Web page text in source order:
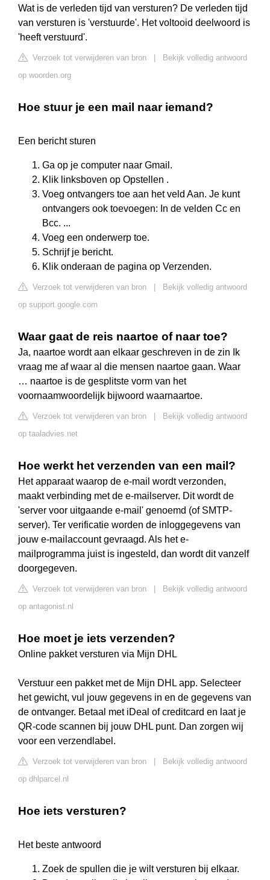
Wat is de verleden tijd van versturen? De verleden tijd
van versturen is 'verstuurde'. Het voltooid deelwoord is
'heeft verstuurd'.
Verzoek tot verwijderen van bron
Bekijk volledig antwoord
op woorden.org
Hoe stuur je een mail naar iemand?
Een bericht sturen
Ga op je computer naar Gmail.
Klik linksboven op Opstellen .
Voeg ontvangers toe aan het veld Aan. Je kunt
ontvangers ook toevoegen: In de velden Cc en
Bcc. ...
Voeg een onderwerp toe.
Schrijf je bericht.
Klik onderaan de pagina op Verzenden.
Verzoek tot verwijderen van bron
Bekijk volledig antwoord
op support.google.com
Waar gaat de reis naartoe of naar toe?
Ja, naartoe wordt aan elkaar geschreven in de zin Ik
vraag me af waar al die mensen naartoe gaan. Waar
… naartoe is de gesplitste vorm van het
voornaamwoordelijk bijwoord waarnaartoe.
Verzoek tot verwijderen van bron
Bekijk volledig antwoord
op taaladvies.net
Hoe werkt het verzenden van een mail?
Het apparaat waarop de e-mail wordt verzonden,
maakt verbinding met de e-mailserver. Dit wordt de
'server voor uitgaande e-mail' genoemd (of SMTP-
server). Ter verificatie worden de inloggegevens van
jouw e-mailaccount gevraagd. Als het e-
mailprogramma juist is ingesteld, dan wordt dit vanzelf
doorgegeven.
Verzoek tot verwijderen van bron
Bekijk volledig antwoord
op antagonist.nl
Hoe moet je iets verzenden?
Online pakket versturen via Mijn DHL
Verstuur een pakket met de Mijn DHL app. Selecteer
het gewicht, vul jouw gegevens in en de gegevens van
de ontvanger. Betaal met iDeal of creditcard en laat je
QR-code scannen bij jouw DHL punt. Dan zorgen wij
voor een verzendlabel.
Verzoek tot verwijderen van bron
Bekijk volledig antwoord
op dhlparcel.nl
Hoe iets versturen?
Het beste antwoord
Zoek de spullen die je wilt versturen bij elkaar.